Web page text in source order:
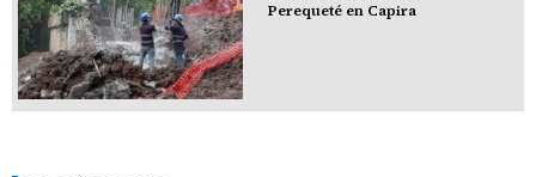
Perequeté en Capira